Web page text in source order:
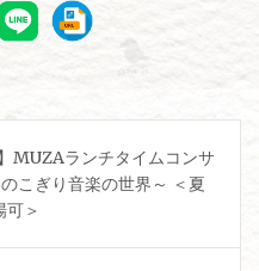
MUZAランチタイムコンサ
こぎり音楽の世界～ ＜夏
＞